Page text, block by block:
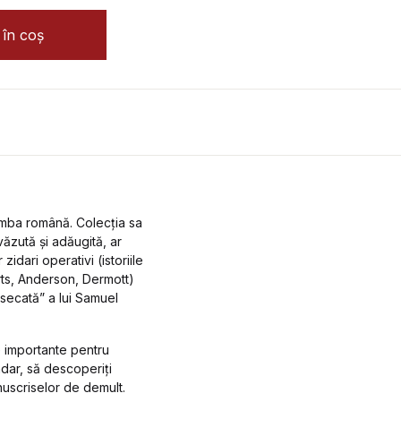
coș
română. Colecția sa
și adăugită, ar
zidari operativi (istoriile
Anderson, Dermott)
a lui Samuel
pentru
să descoperiți
de demult.